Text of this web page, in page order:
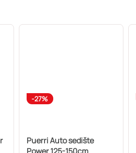
-27%
Puerri Auto sedište